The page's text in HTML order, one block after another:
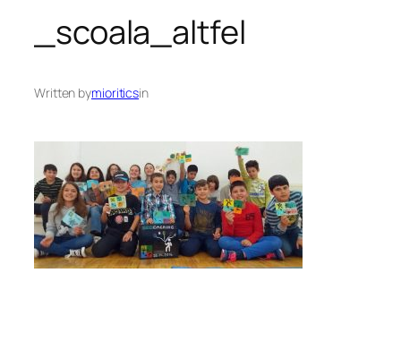
_scoala_altfel
Written bymioriticsin